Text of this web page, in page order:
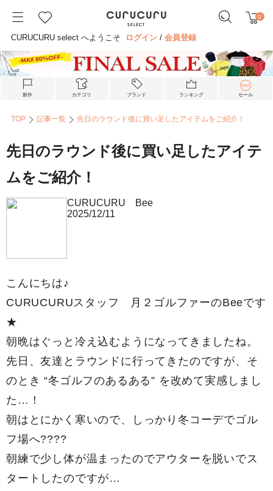
0
CURUCURU select へようこそ ログイン /会員登録
新作 カテゴリ ブランド ランキング セール
TOP 記事一覧 先日のラウンド後に買い足したアイテムをご紹介！
先日のラウンド後に買い足したアイテ
ムをご紹介！
CURUCURU Bee
2025/12/11
こんにちは♪
CURUCURUスタッフ 月２ゴルファーのBeeです
★
朝晩はぐっと冷え込むようになってきましたね。
先日、友達とラウンドに行ってきたのですが、そ
のとき “冬ゴルフのあるある” を改めて実感しまし
た…！
朝はとにかく寒いので、しっかり冬コーデでゴル
フ場へ????
朝練で少し体が温まったのでアウターを脱いでス
タートしたのですが…